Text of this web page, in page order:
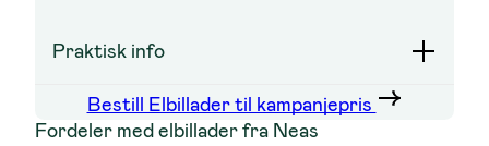
Praktisk info
Bestill Elbillader til kampanjepris
Fordeler med elbillader fra Neas